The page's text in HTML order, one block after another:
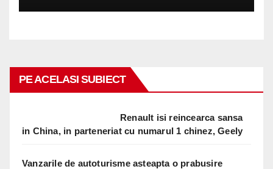
PE ACELASI SUBIECT
Renault isi reincearca sansa
in China, in parteneriat cu numarul 1 chinez, Geely
Vanzarile de autoturisme asteapta o prabusire